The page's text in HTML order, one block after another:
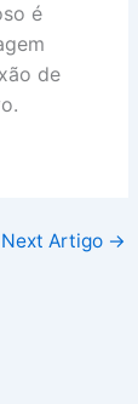
é
de
Next Artigo →